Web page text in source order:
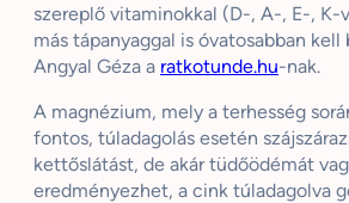
szereplő vitaminokkal (D-, A-, E-, K-
más tápanyaggal is óvatosabban kell
Angyal Géza a ratkotunde.hu-nak.
A magnézium, mely a terhesség
fontos, túladagolás esetén
kettőslátást, de akár tüdőödémát
eredményezhet, a cink túladagolva